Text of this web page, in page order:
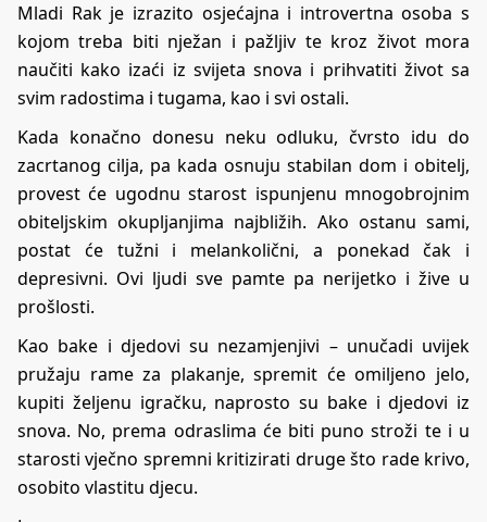
Mladi Rak je izrazito osjećajna i introvertna osoba s
kojom treba biti nježan i pažljiv te kroz život mora
naučiti kako izaći iz svijeta snova i prihvatiti život sa
svim radostima i tugama, kao i svi ostali.
Kada konačno donesu neku odluku, čvrsto idu do
zacrtanog cilja, pa kada osnuju stabilan dom i obitelj,
provest će ugodnu starost ispunjenu mnogobrojnim
obiteljskim okupljanjima najbližih. Ako ostanu sami,
postat će tužni i melankolični, a ponekad čak i
depresivni. Ovi ljudi sve pamte pa nerijetko i žive u
prošlosti.
Kao bake i djedovi su nezamjenjivi – unučadi uvijek
pružaju rame za plakanje, spremit će omiljeno jelo,
kupiti željenu igračku, naprosto su bake i djedovi iz
snova. No, prema odraslima će biti puno stroži te i u
starosti vječno spremni kritizirati druge što rade krivo,
osobito vlastitu djecu.